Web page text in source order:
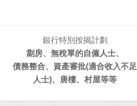
銀行特別按揭計劃
劏房、無稅單的自僱人士、
債務整合、資產審批(適合收入不足
人士)、唐樓、村屋等等